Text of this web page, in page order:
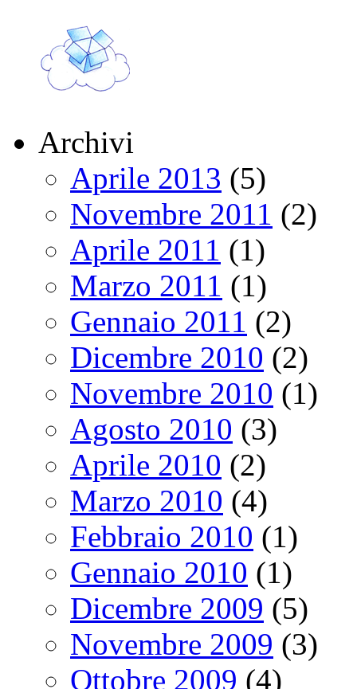
Archivi
Aprile 2013 (5)
Novembre 2011 (2)
Aprile 2011 (1)
Marzo 2011 (1)
Gennaio 2011 (2)
Dicembre 2010 (2)
Novembre 2010 (1)
Agosto 2010 (3)
Aprile 2010 (2)
Marzo 2010 (4)
Febbraio 2010 (1)
Gennaio 2010 (1)
Dicembre 2009 (5)
Novembre 2009 (3)
Ottobre 2009 (4)